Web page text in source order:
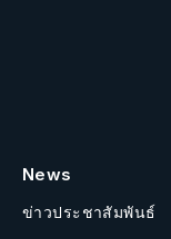
News
ข่าวประชาสัมพันธ์